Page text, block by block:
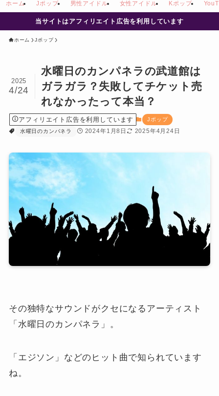
ホーム Jポップ 男性アイドル 女性アイドル Kポップ
当サイトはアフィリエイト広告を利用しています
ホーム Jポップ
水曜日のカンパネラの武道館は
ガラガラ？失敗してチケット売
れなかったって本当？
2025
4/24
アフィリエイト広告を利用しています
Jポップ
水曜日のカンパネラ
2024年1月8日 2025年4月24日
その独特なサウンドがクセになるアーティスト
「水曜日のカンパネラ」。
「エジソン」などのヒット曲で知られています
ね。